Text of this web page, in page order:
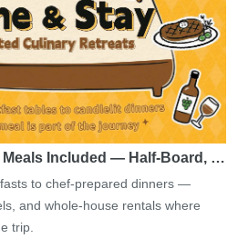
Meals Included — Half-Board, …
to chef-prepared dinners —
and whole-house rentals where
trip.